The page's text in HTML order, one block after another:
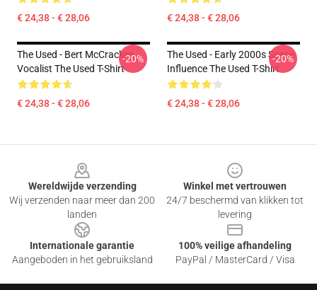
€ 24,38 - € 28,06 € 24,38 - € 28,06
The Used - Bert McCracken
Vocalist The Used T-Shirt
€ 24,38 - € 28,06
-20%
The Used - Early 2000s Scene
Influence The Used T-Shirt
€ 24,38 - € 28,06
-20%
Wereldwijde verzending
Wij verzenden naar meer dan 200
landen
Winkel met vertrouwen
24/7 beschermd van klikken tot
levering
Internationale garantie
Aangeboden in het gebruiksland
100% veilige afhandeling
PayPal / MasterCard / Visa